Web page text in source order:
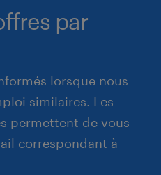
par
lorsque nous
similaires. Les
permettent de vous
correspondant à